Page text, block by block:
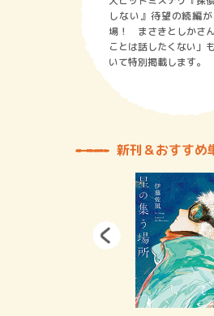
しない』待望の続編
場！ まさきとしかさ
ことは話したくない」
いて特別掲載します。
新刊＆おすすめ